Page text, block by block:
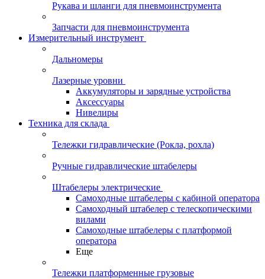
Рукава и шланги для пневмоинструмента
Запчасти для пневмоинструмента
Измерительный инструмент
Дальномеры
Лазерные уровни
Аккумуляторы и зарядные устройства
Аксессуары
Нивелиры
Техника для склада
Тележки гидравлические (Рокла, рохла)
Ручные гидравлические штабелеры
Штабелеры электрические
Самоходные штабелеры с кабиной оператора
Самоходный штабелер с телескопическими
вилами
Самоходные штабелеры с платформой
оператора
Еще
Тележки платформенные грузовые